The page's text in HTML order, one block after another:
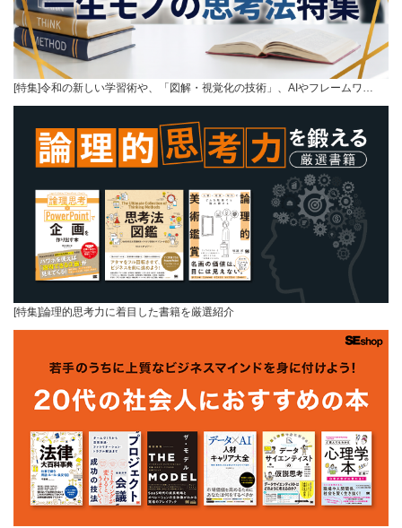
[特集]令和の新しい学習術や、「図解・視覚化の技術」、AIやフレームワ…
[特集]論理的思考力に着目した書籍を厳選紹介